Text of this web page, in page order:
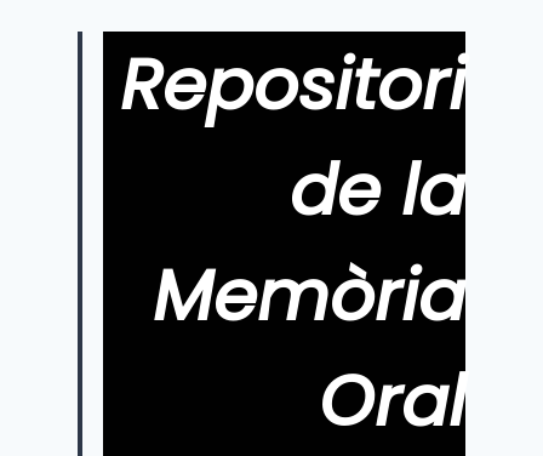
Repositori
de la
Memòria
Oral